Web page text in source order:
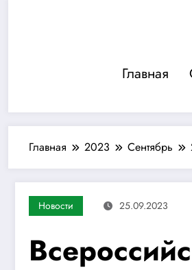
Главная
Главная 2023 Сентябрь
Новости 25.09.2023